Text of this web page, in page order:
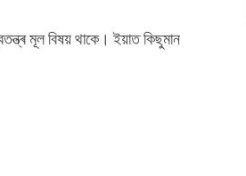
মূল বিষয় থাকে। ইয়াত কিছুমান